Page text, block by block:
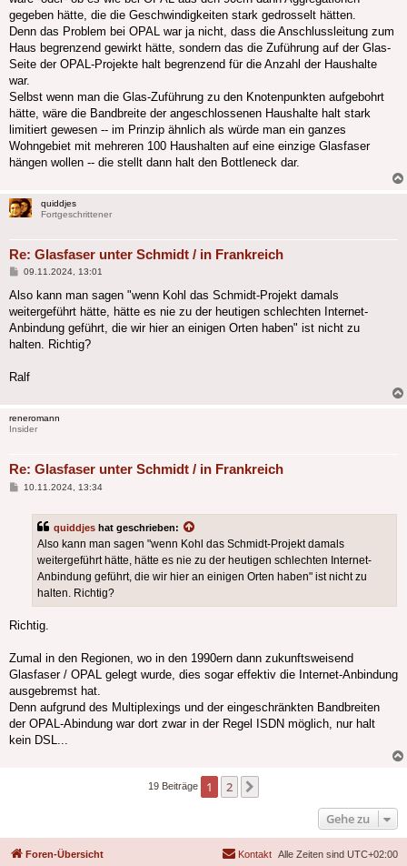
gegeben hätte, die die Geschwindigkeiten stark gedrosselt hätten.
Denn das Problem bei OPAL war ja nicht, dass die Anschlussleitung zum
Haus begrenzend gewirkt hätte, sondern das die Zuführung auf der Glas-
Seite der OPAL-Projekte halt begrenzend für die Anzahl der Haushalte
war.
Selbst wenn man die Glas-Zuführung zu den Knotenpunkten aufgebohrt
hätte, wäre die Bandbreite der angeschlossenen Haushalte halt stark
limitiert gewesen -- im Prinzip ähnlich als würde man ein ganzes
Wohngebiet mit mehreren 100 Haushalten auf eine einzige Glasfaser
hängen wollen -- die stellt dann halt den Bottleneck dar.
quiddjes
Fortgeschrittener
Re: Glasfaser unter Schmidt / in Frankreich
Beitrag
09.11.2024, 13:01
Also kann man sagen "wenn Kohl das Schmidt-Projekt damals
weitergeführt hätte, hätte es nie zu der heutigen schlechten Internet-
Anbindung geführt, die wir hier an einigen Orten haben" ist nicht zu
halten. Richtig?
Ralf
reneromann
Insider
Re: Glasfaser unter Schmidt / in Frankreich
Beitrag
10.11.2024, 13:34
quiddjes hat geschrieben:
Also kann man sagen "wenn Kohl das Schmidt-Projekt damals
weitergeführt hätte, hätte es nie zu der heutigen schlechten Internet-
Anbindung geführt, die wir hier an einigen Orten haben" ist nicht zu
halten. Richtig?
Richtig.
Zumal in den Regionen, wo in den 1990ern dann zukunftsweisend
Glasfaser / OPAL gelegt wurde, dies sogar effektiv die Internet-Anbindung
ausgebremst hat.
Denn aufgrund des Multiplexings und der eingeschränkten Bandbreiten
der OPAL-Abindung war dort zwar in der Regel ISDN möglich, nur halt
kein DSL...
19 Beiträge 1 2
Gehe zu
Foren-Übersicht Alle Zeiten sind UTC+02:00
Kontakt